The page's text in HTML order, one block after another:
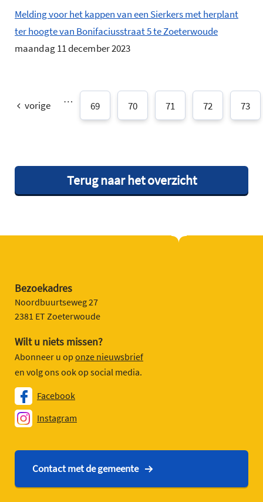
Melding voor het kappen van een Sierkers met herplant
ter hoogte van Bonifaciusstraat 5 te Zoeterwoude
maandag 11 december 2023
vorige …
69 70 71 72 73
Terug naar het overzicht
Bezoekadres
Noordbuurtseweg 27
2381 ET Zoeterwoude
Wilt u niets missen?
Abonneer u op onze nieuwsbrief
en volg ons ook op social media.
Facebook
Instagram
Contact met de gemeente